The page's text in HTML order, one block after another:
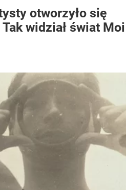
otworzyło się
widział świat Moi